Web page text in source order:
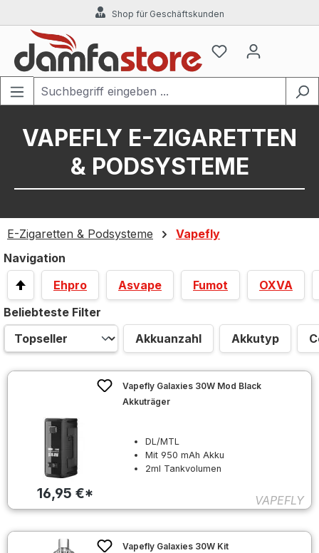
Zum Hauptinhalt springenShop für Geschäftskunden
VAPEFLY E-ZIGARETTEN
& PODSYSTEME
E-Zigaretten & Podsysteme
Vapefly
Navigation
Ehpro
Asvape Fumot
OXVA
Beliebteste Filter
Akkuanzahl
Akkutyp
16,95 €*
Vapefly Galaxies 30W Mod Black
Akkuträger
DL/MTL
Mit 950 mAh Akku
2ml Tankvolumen
VAPEFLY
Vapefly Galaxies 30W Kit